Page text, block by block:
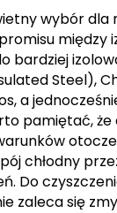
wybór dla
między
bardziej
Steel),
a
pamiętać,
chłodny
Do
zaleca się